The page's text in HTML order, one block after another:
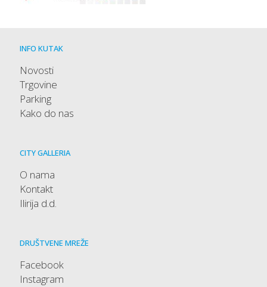
INFO KUTAK
Novosti
Trgovine
Parking
Kako do nas
CITY GALLERIA
O nama
Kontakt
Ilirija d.d.
DRUŠTVENE MREŽE
Facebook
Instagram